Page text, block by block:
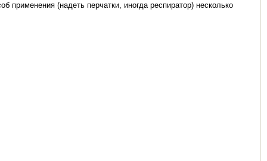
(надеть перчатки, иногда респиратор) несколько